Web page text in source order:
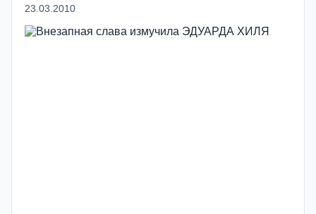
23.03.2010